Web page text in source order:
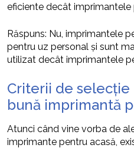
eficiente decât
Răspuns: Nu, imprimantele
pentru uz personal și sunt
utilizat decât imprimantele
Criterii de
bună imprimantă
Atunci când vine vorba de
imprimante pentru acasă,